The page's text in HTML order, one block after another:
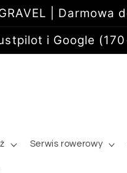
| Darmowa
i Google
Serwis rowerowy